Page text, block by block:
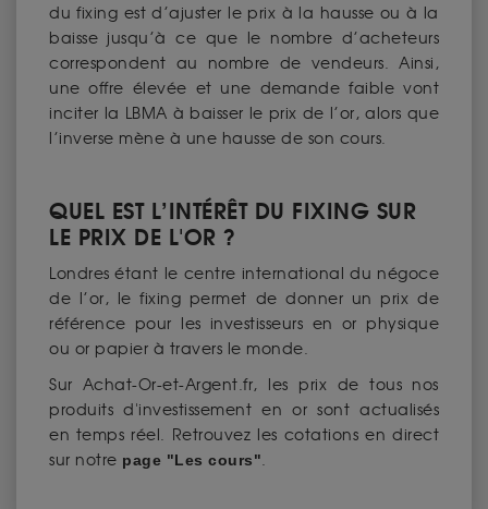
du fixing est d’ajuster le prix à la hausse ou à la
baisse jusqu’à ce que le nombre d’acheteurs
correspondent au nombre de vendeurs. Ainsi,
une offre élevée et une demande faible vont
inciter la LBMA à baisser le prix de l’or, alors que
l’inverse mène à une hausse de son cours.
QUEL EST L’INTÉRÊT DU FIXING SUR
LE PRIX DE L'OR ?
Londres étant le centre international du négoce
de l’or, le fixing permet de donner un prix de
référence pour les investisseurs en or physique
ou or papier à travers le monde.
Sur Achat-Or-et-Argent.fr, les prix de tous nos
produits d'investissement en or sont actualisés
en temps réel. Retrouvez les cotations en direct
sur notre page "Les cours".